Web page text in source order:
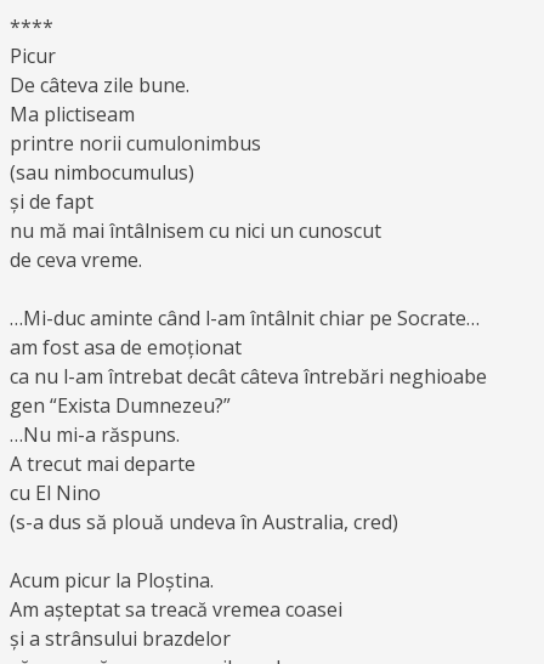
****
Picur
De câteva zile bune.
Ma plictiseam
printre norii cumulonimbus
(sau nimbocumulus)
și de fapt
nu mă mai întâlnisem cu nici un cunoscut
de ceva vreme.
…Mi-duc aminte când l-am întâlnit chiar pe Socrate…
am fost asa de emoționat
ca nu l-am întrebat decât câteva întrebări neghioabe
gen “Exista Dumnezeu?”
…Nu mi-a răspuns.
A trecut mai departe
cu El Nino
(s-a dus să plouă undeva în Australia, cred)
Acum picur la Ploștina.
Am așteptat sa treacă vremea coasei
și a strânsului brazdelor